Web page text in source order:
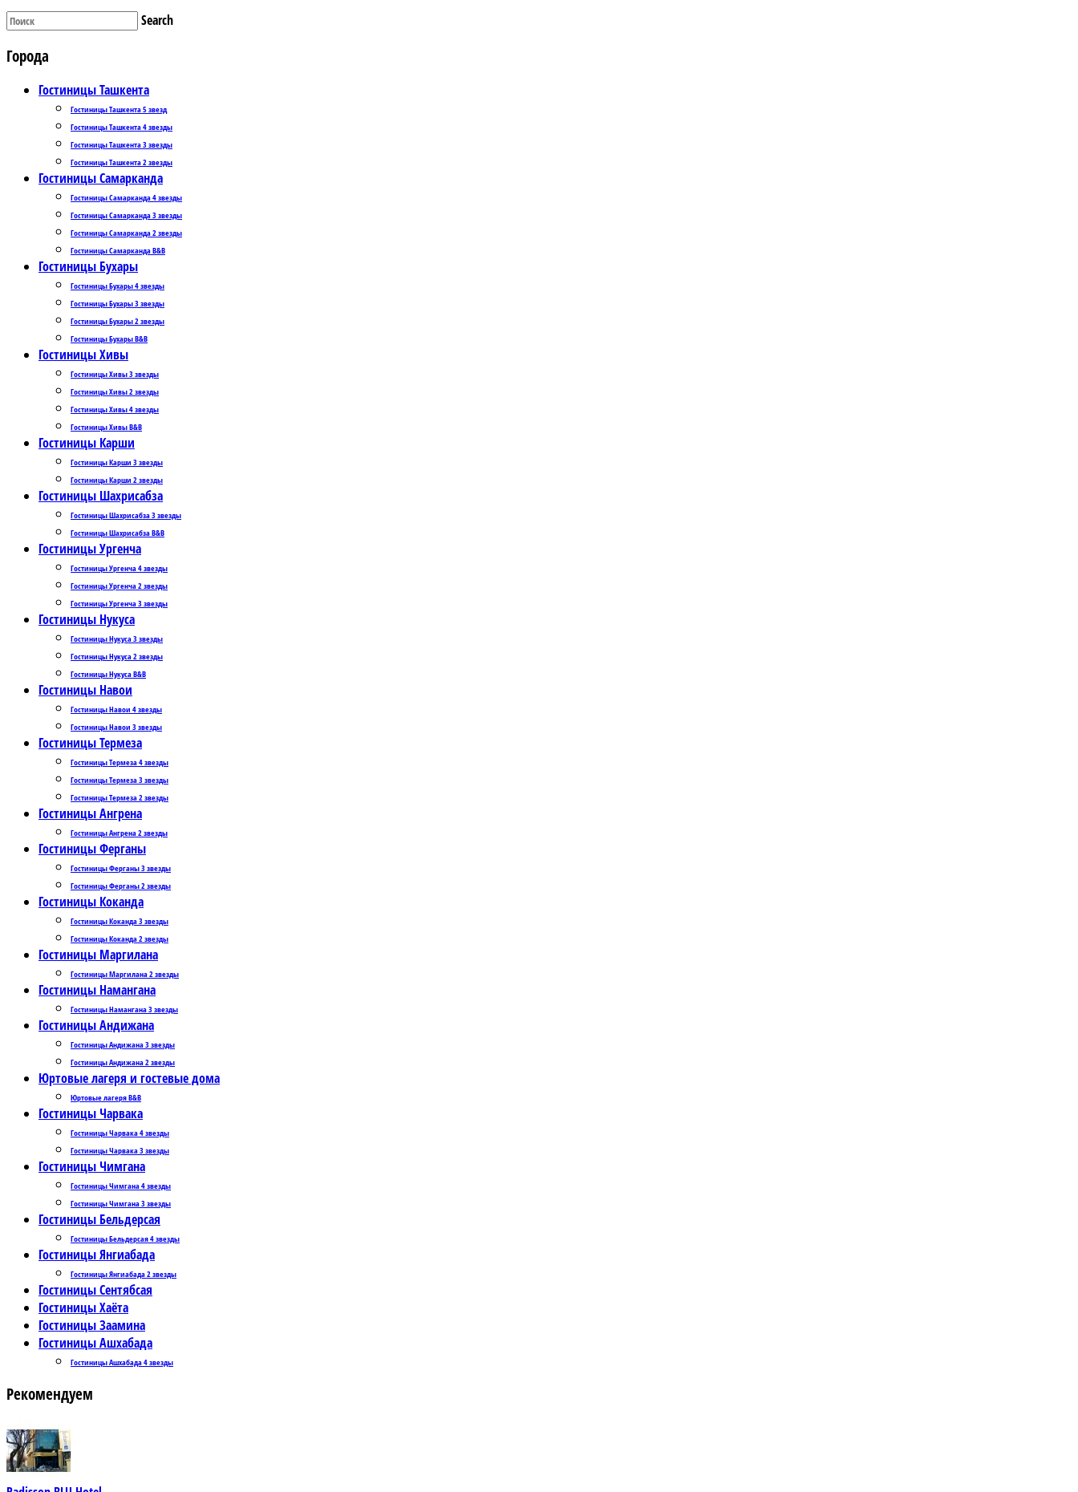
Search
Города
Гостиницы Ташкента
Гостиницы Ташкента 5 звезд
Гостиницы Ташкента 4 звезды
Гостиницы Ташкента 3 звезды
Гостиницы Ташкента 2 звезды
Гостиницы Самарканда
Гостиницы Самарканда 4 звезды
Гостиницы Самарканда 3 звезды
Гостиницы Самарканда 2 звезды
Гостиницы Самарканда B&B
Гостиницы Бухары
Гостиницы Бухары 4 звезды
Гостиницы Бухары 3 звезды
Гостиницы Бухары 2 звезды
Гостиницы Бухары B&B
Гостиницы Хивы
Гостиницы Хивы 3 звезды
Гостиницы Хивы 2 звезды
Гостиницы Хивы 4 звезды
Гостиницы Хивы B&B
Гостиницы Карши
Гостиницы Карши 3 звезды
Гостиницы Карши 2 звезды
Гостиницы Шахрисабза
Гостиницы Шахрисабза 3 звезды
Гостиницы Шахрисабза B&B
Гостиницы Ургенча
Гостиницы Ургенча 4 звезды
Гостиницы Ургенча 2 звезды
Гостиницы Ургенча 3 звезды
Гостиницы Нукуса
Гостиницы Нукуса 3 звезды
Гостиницы Нукуса 2 звезды
Гостиницы Нукуса B&B
Гостиницы Навои
Гостиницы Навои 4 звезды
Гостиницы Навои 3 звезды
Гостиницы Термеза
Гостиницы Термеза 4 звезды
Гостиницы Термеза 3 звезды
Гостиницы Термеза 2 звезды
Гостиницы Ангрена
Гостиницы Ангрена 2 звезды
Гостиницы Ферганы
Гостиницы Ферганы 3 звезды
Гостиницы Ферганы 2 звезды
Гостиницы Коканда
Гостиницы Коканда 3 звезды
Гостиницы Коканда 2 звезды
Гостиницы Маргилана
Гостиницы Маргилана 2 звезды
Гостиницы Намангана
Гостиницы Намангана 3 звезды
Гостиницы Андижана
Гостиницы Андижана 3 звезды
Гостиницы Андижана 2 звезды
Юртовые лагеря и гостевые дома
Юртовые лагеря B&B
Гостиницы Чарвака
Гостиницы Чарвака 4 звезды
Гостиницы Чарвака 3 звезды
Гостиницы Чимгана
Гостиницы Чимгана 4 звезды
Гостиницы Чимгана 3 звезды
Гостиницы Бельдерсая
Гостиницы Бельдерсая 4 звезды
Гостиницы Янгиабада
Гостиницы Янгиабада 2 звезды
Гостиницы Сентябсая
Гостиницы Хаёта
Гостиницы Заамина
Гостиницы Ашхабада
Гостиницы Ашхабада 4 звезды
Рекомендуем